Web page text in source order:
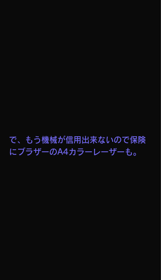
で、もう機械が信用出来ないので保険
にブラザーのA4カラーレーザーも。